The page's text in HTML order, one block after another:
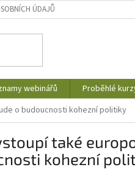
ÚDAJŮ
webinářů Proběhlé
o budoucnosti kohezní politiky
také
kohezní